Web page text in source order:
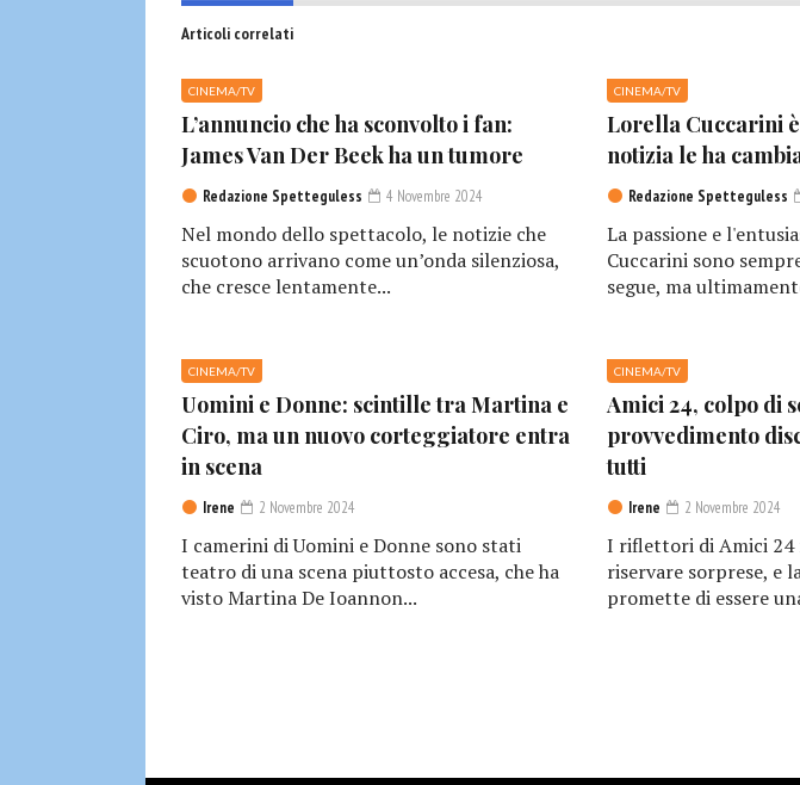
Articoli correlati
CINEMA/TV
L’annuncio che ha sconvolto i fan:
James Van Der Beek ha un tumore
Redazione Spetteguless 4 Novembre 2024
Nel mondo dello spettacolo, le notizie che
scuotono arrivano come un’onda silenziosa,
che cresce lentamente...
CINEMA/TV
Lorella Cuccarini
notizia le ha
Redazione Spetteguless
La passione e
Cuccarini sono
segue, ma
CINEMA/TV
Uomini e Donne: scintille tra Martina e
Ciro, ma un nuovo corteggiatore entra
in scena
Irene 2 Novembre 2024
I camerini di Uomini e Donne sono stati
teatro di una scena piuttosto accesa, che ha
visto Martina De Ioannon...
CINEMA/TV
Amici 24, colpo di
provvedimento
tutti
Irene 2 Novembre 2024
I riflettori di Amici 24
riservare sorprese, e
promette di essere